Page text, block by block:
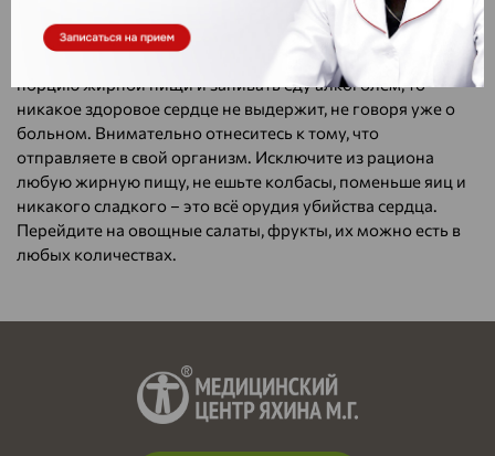
В этот период стоит уделить особое внимание своему
питанию, так как наше состояние на 90 процентов зависит
от характера пищи. Если на обед съедать большую
порцию жирной пищи и запивать еду алкоголем, то
никакое здоровое сердце не выдержит, не говоря уже о
больном. Внимательно отнеситесь к тому, что
отправляете в свой организм. Исключите из рациона
любую жирную пищу, не ешьте колбасы, поменьше яиц и
никакого сладкого – это всё орудия убийства сердца.
Перейдите на овощные салаты, фрукты, их можно есть в
любых количествах.